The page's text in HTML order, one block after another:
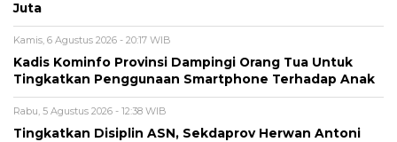
Juta
Kamis, 6 Agustus 2026 - 20:17 WIB
Kadis Kominfo Provinsi Dampingi Orang Tua Untuk
Tingkatkan Penggunaan Smartphone Terhadap Anak
Rabu, 5 Agustus 2026 - 12:38 WIB
Tingkatkan Disiplin ASN, Sekdaprov Herwan Antoni